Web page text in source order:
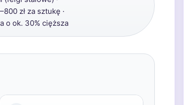
zł za sztukę ·
o ok. 30% cięższa